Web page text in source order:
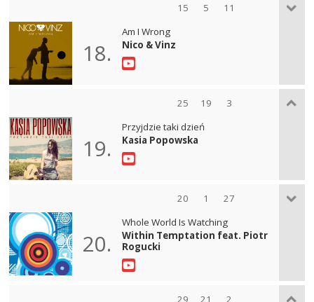
15 5 11
18.
Am I Wrong
Nico & Vinz
25 19 3
19.
Przyjdzie taki dzień
Kasia Popowska
20 1 27
20.
Whole World Is Watching
Within Temptation feat. Piotr
Rogucki
29 21 2